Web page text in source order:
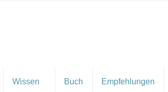
Wissen Buch Empfehlungen